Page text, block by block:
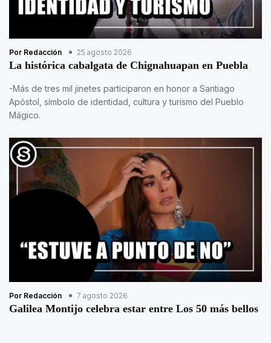
Por Redacción 25 agosto 2026
La histórica cabalgata de Chignahuapan en Puebla
-Más de tres mil jinetes participaron en honor a Santiago
Apóstol, símbolo de identidad, cultura y turismo del Pueblo
Mágico.
Por Redacción 7 agosto 2026
Galilea Montijo celebra estar entre Los 50 más bellos